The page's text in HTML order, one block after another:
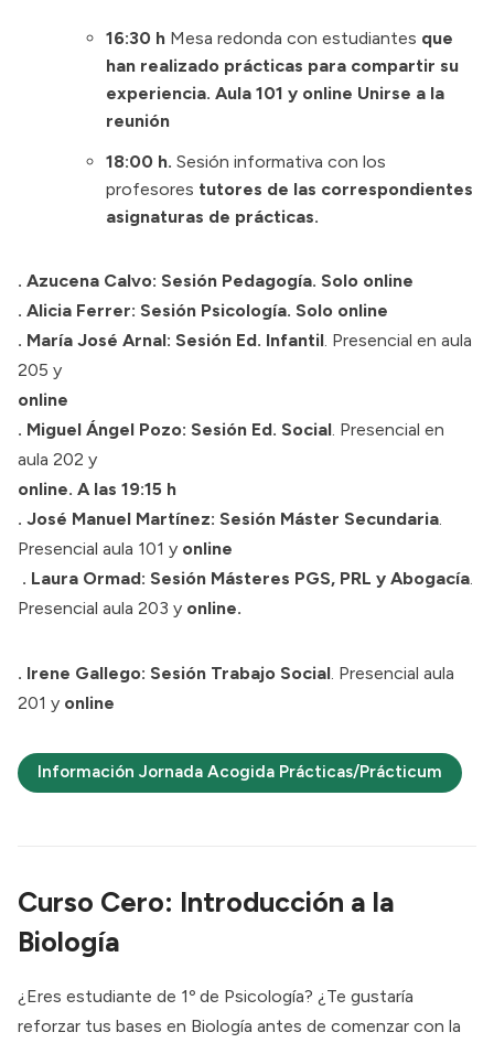
16:30 h Mesa redonda con estudiantes que
han realizado prácticas para compartir su
experiencia. Aula 101 y online Unirse a la
reunión
18:00 h. Sesión informativa con los
profesores tutores de las correspondientes
asignaturas de prácticas.
. Azucena Calvo: Sesión Pedagogía. Solo online
. Alicia Ferrer: Sesión Psicología. Solo online
. María José Arnal: Sesión Ed. Infantil . Presencial en aula
205 y
online
. Miguel Ángel Pozo: Sesión Ed. Social . Presencial en
aula 202 y
online. A las 19:15 h
. José Manuel Martínez: Sesión Máster Secundaria
Presencial aula 101 y online
. Laura Ormad: Sesión Másteres PGS, PRL y Abogacía
Presencial aula 203 y online.
. Irene Gallego: Sesión Trabajo Social . Presencial aula
201 y online
Información Jornada Acogida Prácticas/Prácticum
Curso Cero: Introducción a la
Biología
¿Eres estudiante de 1º de Psicología? ¿Te gustaría
reforzar tus bases en Biología antes de comenzar con la